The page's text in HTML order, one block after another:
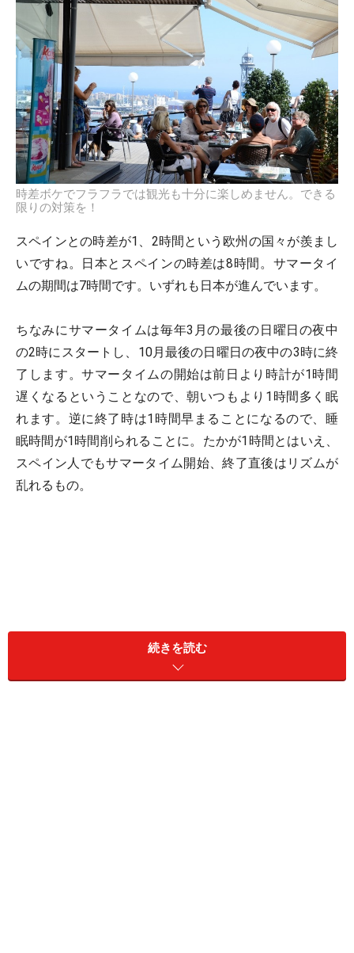
時差ボケでフラフラでは観光も十分に楽しめません。できる
限りの対策を！
スペインとの時差が1、2時間という欧州の国々が羨まし
いですね。日本とスペインの時差は8時間。サマータイ
ムの期間は7時間です。いずれも日本が進んでいます。
ちなみにサマータイムは毎年3月の最後の日曜日の夜中
の2時にスタートし、10月最後の日曜日の夜中の3時に終
了します。サマータイムの開始は前日より時計が1時間
遅くなるということなので、朝いつもより1時間多く眠
れます。逆に終了時は1時間早まることになるので、睡
眠時間が1時間削られることに。たかが1時間とはいえ、
スペイン人でもサマータイム開始、終了直後はリズムが
乱れるもの。
続きを読む